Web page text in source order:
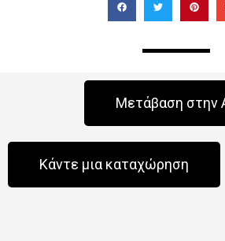
Μετάβαση στην
Κάντε μια καταχώρηση